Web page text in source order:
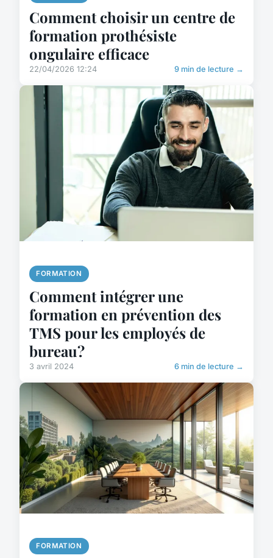
Comment choisir un centre de
formation prothésiste
ongulaire efficace
22/04/2026 12:24 9 min de lecture →
FORMATION
Comment intégrer une
formation en prévention des
TMS pour les employés de
bureau?
3 avril 2024 6 min de lecture →
FORMATION